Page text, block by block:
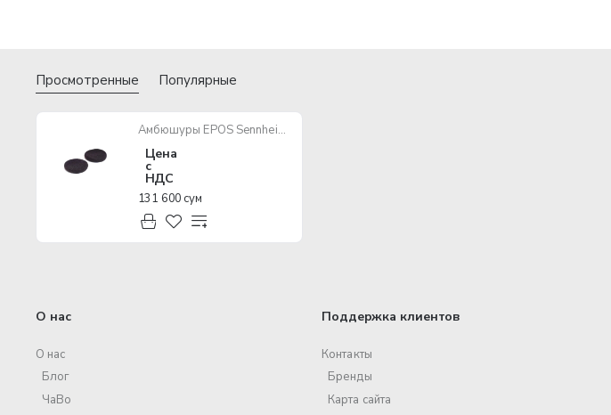
Просмотренные Популярные
Амбюшуры EPOS Sennheiser PC Chat
Цена
с
НДС
131 600 сум
О нас
О нас
Блог
ЧаВо
Поддержка клиентов
Контакты
Бренды
Карта сайта